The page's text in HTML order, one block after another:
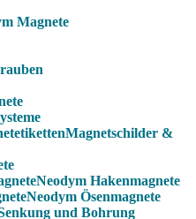
Magnete
Magnetschilder &
Neodym Hakenmagnete
Neodym Ösenmagnete